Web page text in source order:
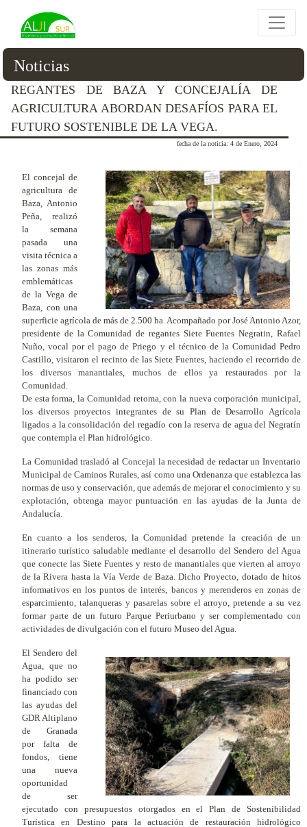
Noticias
REGANTES DE BAZA Y CONCEJALÍA DE
AGRICULTURA ABORDAN DESAFÍOS PARA EL
FUTURO SOSTENIBLE DE LA VEGA.
fecha de la noticia: 4 de Enero, 2024
El concejal de
agricultura de
Baza, Antonio
Peña, realizó
la semana
pasada una
visita técnica a
las zonas más
emblemáticas
de la Vega de
Baza, con una
superficie agrícola de más de 2.500 ha. Acompañado por José Antonio Azor,
presidente de la Comunidad de regantes Siete Fuentes Negratin, Rafael
Nuño, vocal por el pago de Priego y el técnico de la Comunidad Pedro
Castillo, visitaron el recinto de las Siete Fuentes, haciendo el recorrido de
los diversos manantiales, muchos de ellos ya restaurados por la
Comunidad.
De esta forma, la Comunidad retoma, con la nueva corporación municipal,
los diversos proyectos integrantes de su Plan de Desarrollo Agrícola
ligados a la consolidación del regadío con la reserva de agua del Negratín
que contempla el Plan hidrológico.
La Comunidad trasladó al Concejal la necesidad de redactar un Inventario
Municipal de Caminos Rurales, así como una Ordenanza que establezca las
normas de uso y conservación, que además de mejorar el conocimiento y su
explotación, obtenga mayor puntuación en las ayudas de la Junta de
Andalucía.
En cuanto a los senderos, la Comunidad pretende la creación de un
itinerario turístico saludable mediante el desarrollo del Sendero del Agua
que conecte las Siete Fuentes y resto de manantiales que vierten al arroyo
de la Rivera hasta la Vía Verde de Baza. Dicho Proyecto, dotado de hitos
informativos en los puntos de interés, bancos y merenderos en zonas de
esparcimiento, talanqueras y pasarelas sobre el arroyo, pretende a su vez
formar parte de un futuro Parque Periurbano y ser complementado con
actividades de divulgación con el futuro Museo del Agua.
El Sendero del
Agua, que no
ha podido ser
financiado con
las ayudas del
GDR Altiplano
de Granada
por falta de
fondos, tiene
una nueva
oportunidad
de ser
ejecutado con presupuestos otorgados en el Plan de Sostenibilidad
Turística en Destino para la actuación de restauración hidrológico